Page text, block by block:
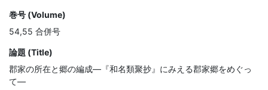
巻号 (Volume)
54,55 合併号
論題 (Title)
郡家の所在と郷の編成—『和名類聚抄』にみえる郡家郷をめぐっ
て—